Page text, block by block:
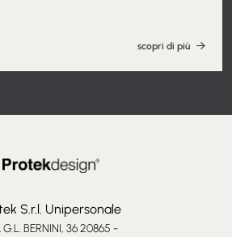
scopri di più
S.r.l. Unipersonale
G.L. BERNINI, 36 20865 -